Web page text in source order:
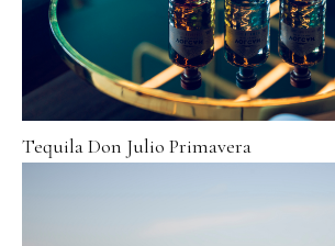
Tequila Don Julio Primavera